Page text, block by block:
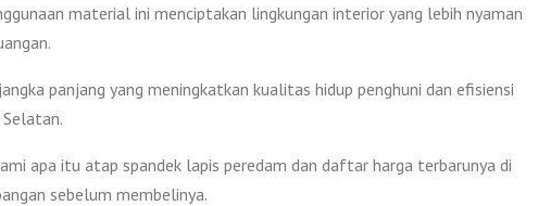
material ini menciptakan lingkungan interior yang lebih nyaman
panjang yang meningkatkan kualitas hidup penghuni dan efisiensi
apa itu atap spandek lapis peredam dan daftar harga terbarunya di
sebelum membelinya.